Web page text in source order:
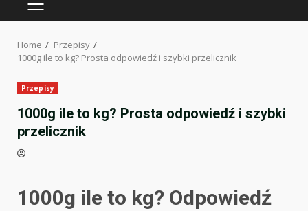
PRIMARY
Home
Przepisy
1000g ile to kg? Prosta odpowiedź i szybki przelicznik
Przepisy
1000g ile to kg? Prosta odpowiedź i szybki
przelicznik
1000g ile to kg? Odpowiedź